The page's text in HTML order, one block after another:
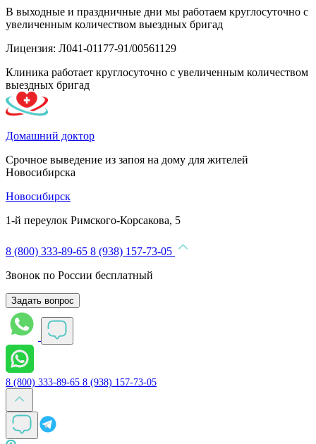
В выходные и праздничные дни мы работаем круглосуточно с
увеличенным количеством выездных бригад
Лицензия: Л041-01177-91/00561129
Клиника работает круглосуточно с увеличенным количеством
выездных бригад
Домашний доктор
Срочное выведение из запоя на дому для жителей
Новосибирска
Новосибирск
1-й переулок Римского-Корсакова, 5
8 (800) 333-89-65 8 (938) 157-73-05
Звонок по России бесплатный
Задать вопрос
8 (800) 333-89-65 8 (938) 157-73-05